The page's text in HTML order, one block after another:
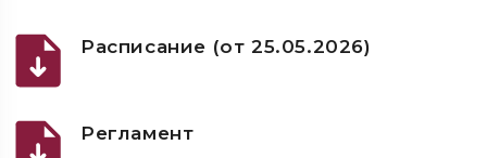
Расписание (от 25.05.2026)
Регламент